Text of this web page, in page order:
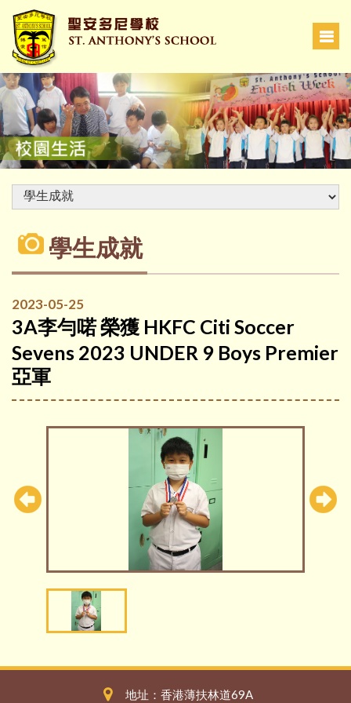
學生成就
2023-05-25
3A李勻喏 榮獲 HKFC Citi Soccer
Sevens 2023 UNDER 9 Boys Premier
亞軍
地址：香港薄扶林道69A